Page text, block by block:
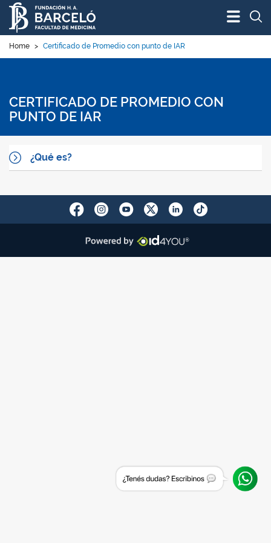
Home > Certificado de Promedio con punto de IAR
CERTIFICADO DE PROMEDIO CON
PUNTO DE IAR
¿Qué es?